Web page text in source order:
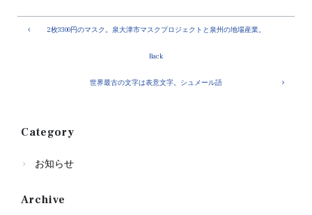
2枚3300円のマスク。泉大津市マスクプロジェクトと泉州の地場産業。
Back
世界最古の文字は表意文字。シュメール語
Category
お知らせ
Archive